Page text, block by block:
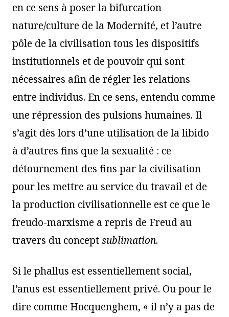
en ce sens à poser la bifurcation
nature/culture de la Modernité, et l’autre
pôle de la civilisation tous les dispositifs
institutionnels et de pouvoir qui sont
nécessaires afin de régler les relations
entre individus. En ce sens, entendu comme
une répression des pulsions humaines. Il
s’agit dès lors d’une utilisation de la libido
à d’autres fins que la sexualité : ce
détournement des fins par la civilisation
pour les mettre au service du travail et de
la production civilisationnelle est ce que le
freudo-marxisme a repris de Freud au
travers du conceptsublimation.
Si le phallus est essentiellement social,
l’anus est essentiellement privé. Ou pour le
dire comme Hocquenghem, « il n’y a pas de